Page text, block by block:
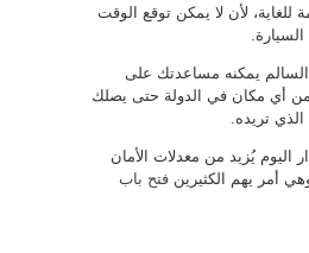
لأن لا يمكن توقع الوقت
السالم يمكنه مساعدتك على
أي مكان في الدولة حتى يصلك
تريده.
اليوم يُزيد من معدلات الأمان
أمر يهم الكثيرين فتح باب